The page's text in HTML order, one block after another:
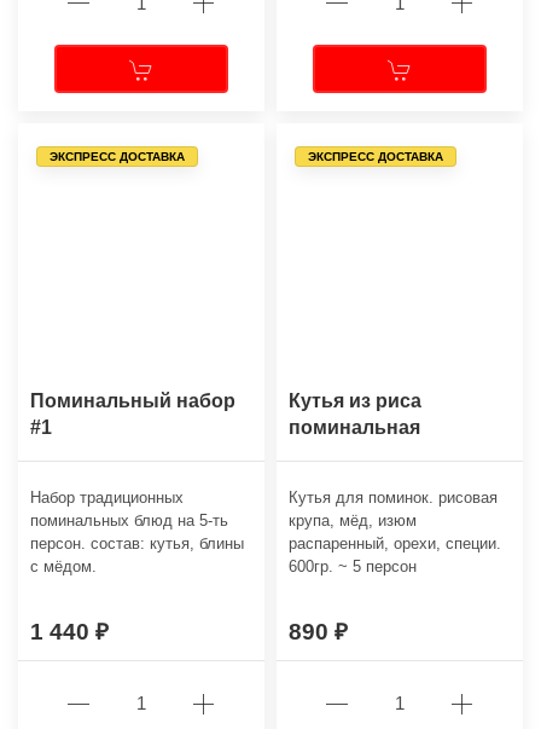
ЭКСПРЕСС ДОСТАВКА
Поминальный набор
#1
Набор традиционных
поминальных блюд на 5-ть
персон. состав: кутья, блины
с мёдом.
1 440
ЭКСПРЕСС ДОСТАВКА
Кутья из риса
поминальная
Кутья для поминок. рисовая
крупа, мёд, изюм
распаренный, орехи, специи.
600гр. ~ 5 персон
890